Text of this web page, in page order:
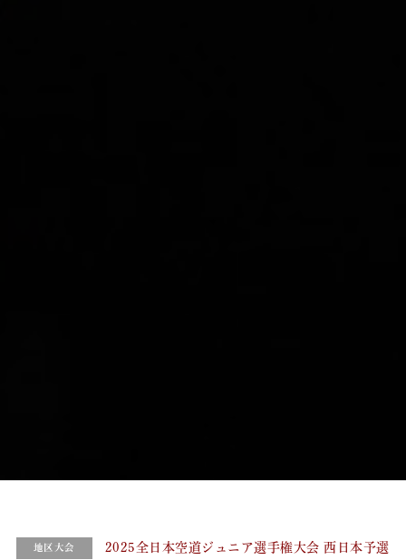
地区大会
2025全日本空道ジュニア選手権大会 西日本予選